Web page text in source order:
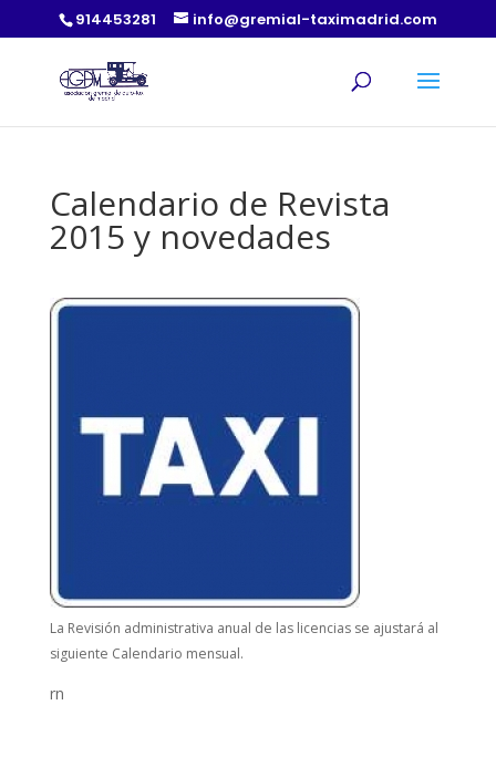
914453281 info@gremial-taximadrid.com
Calendario de Revista
2015 y novedades
La Revisión administrativa anual de las licencias se ajustará al
siguiente Calendario mensual.
rn